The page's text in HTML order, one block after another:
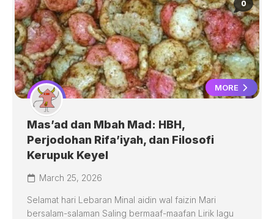
0
MORE
Mas’ad dan Mbah Mad: HBH,
Perjodohan Rifa’iyah, dan Filosofi
Kerupuk Keyel
March 25, 2026
Selamat hari Lebaran Minal aidin wal faizin Mari
bersalam-salaman Saling bermaaf-maafan Lirik lagu